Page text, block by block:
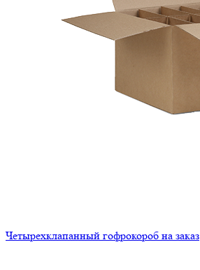
Четырехклапанный гофрокороб на заказ